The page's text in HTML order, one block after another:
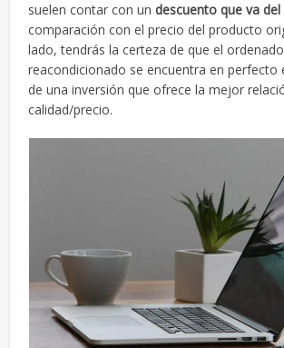
suelen contar con undescuento que va del
comparación con el precio del producto
lado, tendrás la certeza de que el
reacondicionado se encuentra en perfecto
de una inversión que ofrece la mejor
calidad/precio.